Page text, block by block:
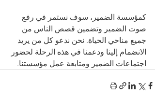
كمؤسسة الضمير، سوف نستمر في رفع
صوت الضمير وتضمين قصص الناس من
جميع مناحي الحياة. نحن ندعو كل من يريد
الانضمام إلينا ودعمنا في هذه الرحلة لحضور
اجتماعات الضمير ومتابعة عمل مؤسستنا.